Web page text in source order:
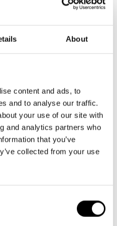
About
content and ads, to
and to analyse our traffic.
your use of our site with
and analytics partners who
that you’ve
collected from your use
som möjligt ännu
för sin insats: